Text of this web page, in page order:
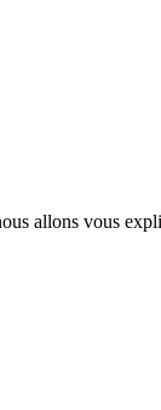
allons vous